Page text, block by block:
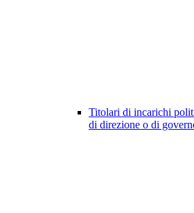
Titolari di incarichi
di direzione o di